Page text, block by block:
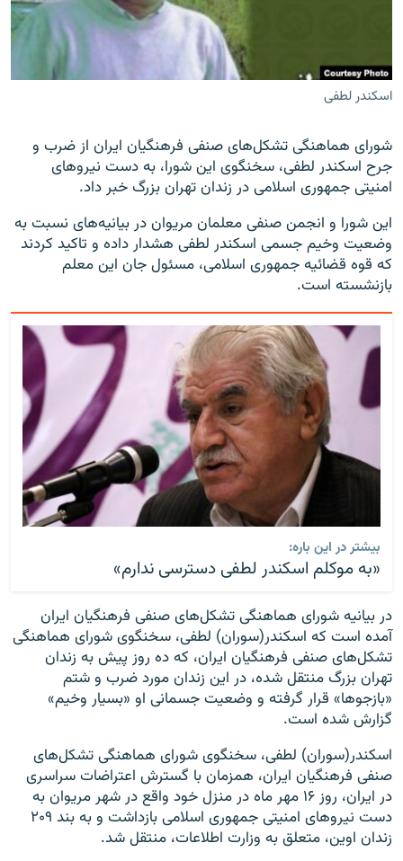
زبان‌های دیگر
اسکندر لطفی
شورای هماهنگی تشکل‌های صنفی فرهنگیان ایران از ضرب و
جرح اسکندر لطفی، سخنگوی این شورا، به دست نیروهای
امنیتی جمهوری اسلامی در زندان تهران بزرگ خبر داد.
این شورا و انجمن صنفی معلمان مریوان در بیانیه‌های نسبت به
وضعیت وخیم جسمی اسکندر لطفی هشدار داده و تاکید کردند
که قوه قضائیه جمهوری اسلامی، مسئول جان این معلم
بازنشسته است.
بیشتر در این باره:
«به موکلم اسکندر لطفی دسترسی ندارم»
در بیانیه شورای هماهنگی تشکل‌های صنفی فرهنگیان ایران
آمده است که اسکندر(سوران) لطفی، سخنگوی شورای هماهنگی
تشکل‌های صنفی فرهنگیان ایران، که ده روز پیش به زندان
تهران بزرگ منتقل شده، در این زندان مورد ضرب و شتم
«بازجوها» قرار گرفته و وضعیت جسمانی او «بسیار وخیم»
گزارش شده است.
اسکندر(سوران) لطفی، سخنگوی شورای هماهنگی تشکل‌های
صنفی فرهنگیان ایران، همزمان با گسترش اعتراضات سراسری
در ایران، روز ۱۶ مهر ماه در منزل خود واقع در شهر مریوان به
دست نیروهای امنیتی جمهوری اسلامی بازداشت و به بند ۲۰۹
زندان اوین، متعلق به وزارت اطلاعات، منتقل شد.